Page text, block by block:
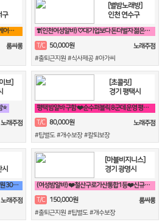
구
⭕강서셔츠 루나⭕ 최고조건 떼초없음! 케어보장! 60분 풀티13✨
룸싸롱
[별밤노래방]
인천 연수구
❣️(인천여성알바) ♡대기업보다 돈더벌자 젊은실장♡❣️
T/C 50,000원
노래주점
#출퇴근지원 #식사제공 #아가씨
브]
⭐
노래주점
[초콜릿]
경기 평택시
평택 밤알바 구함 ❤️순수퍼블릭 8군데 운영 평택 8만원❤️
T/C 80,000원
노래주점
#팁별도 #개수보장 #칼퇴보장
양산 밤알바 ❤️양산 전역 티시 시간당 5만원 30세 ~ 50세❤️
노래주점
[마블비지니스]
경기 광명시
(여성밤알바) ❤️철산구로가산통합1등❤️신규모집❤️
T/C 150,000원
룸싸롱
#출퇴근지원 #팁별도 #개수보장